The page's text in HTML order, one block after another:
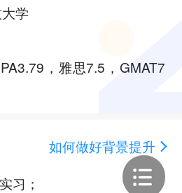
学
，雅思7.5，GMAT7
如何做好背景提升
习；